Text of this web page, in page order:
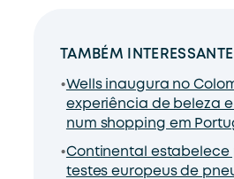
TAMBÉM INTERESSANTE
Wells inaugura no
experiência de beleza
num shopping em
Continental estabelece
testes europeus de